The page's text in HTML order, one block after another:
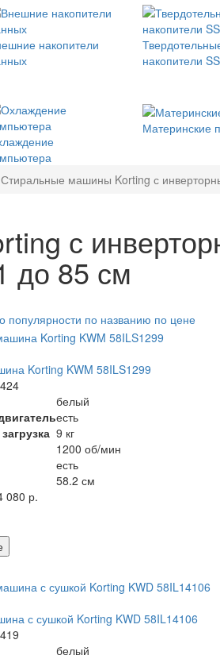
накопители
накопители
Материнские
Стиральные машины Korting с
с
до 85 см
популярности по названию по цене
Korting KWM 58ILS1299
белый
есть
9 кг
1200 об/мин
есть
58.2 см
080 р.
с сушкой Korting KWD 58IL14106
белый